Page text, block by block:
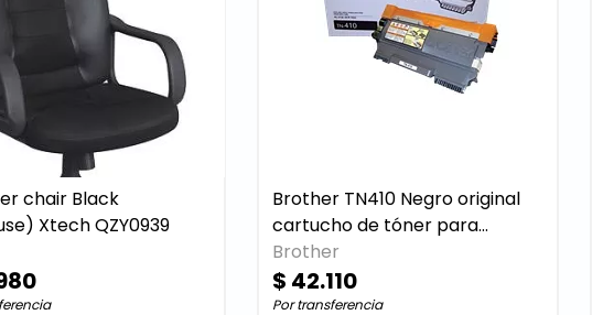
chair Black
Xtech QZY0939
Brother TN410 Negro original
cartucho de tóner para
Brother DCP
Brother
$ 42.110
Por transferencia